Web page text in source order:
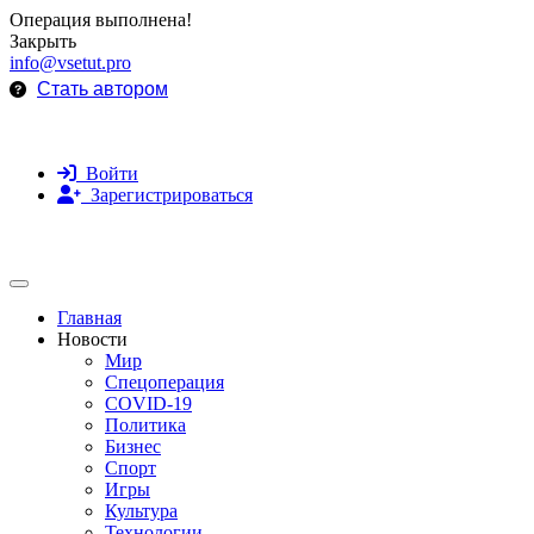
Операция выполнена!
Закрыть
info@vsetut.pro
Стать автором
Войти
Зарегистрироваться
Toggle navigation
Главная
Новости
Мир
Спецоперация
COVID-19
Политика
Бизнес
Спорт
Игры
Культура